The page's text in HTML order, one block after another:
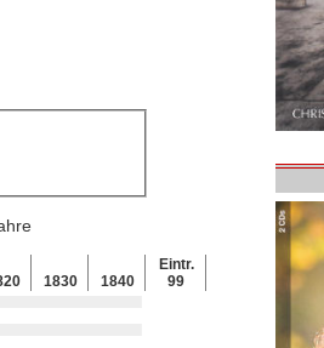
1830 1840
Eintr.
99